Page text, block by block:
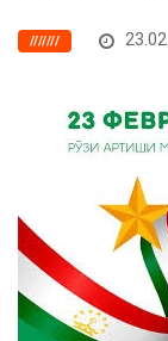
///////